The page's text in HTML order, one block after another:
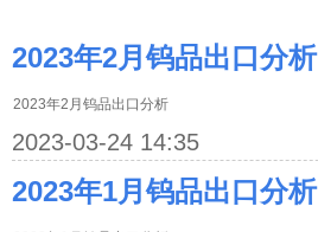
2023年2月钨品出口分析
2023年2月钨品出口分析
2023-03-24 14:35
2023年1月钨品出口分析